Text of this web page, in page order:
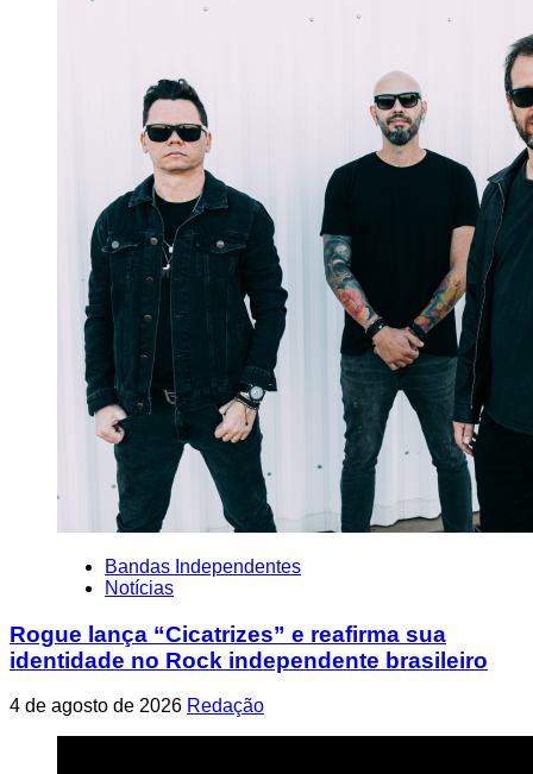
Bandas Independentes
Notícias
Rogue lança “Cicatrizes” e reafirma sua
identidade no Rock independente brasileiro
4 de agosto de 2026 Redação